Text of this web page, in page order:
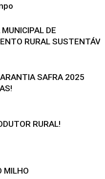
DE
RURAL
SAFRA 2025
RURAL!
MILHO